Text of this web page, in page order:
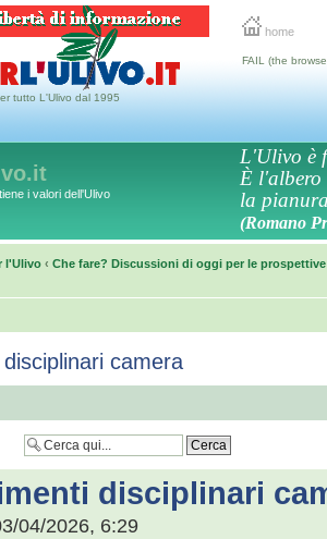
home
tutto L'Ulivo dal 1995
FAIL (the
i valori dell'Ulivo
L'Ulivo è
È l'albero
la
(Romano
l'Ulivo ‹ Che fare? Discussioni di oggi per le
camera
disciplinari
04/2026, 6:29